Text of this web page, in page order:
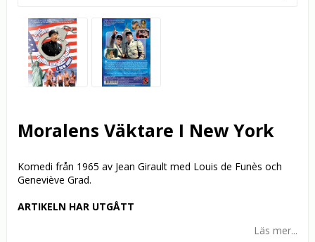
Moralens Väktare I New York
Komedi från 1965 av Jean Girault med Louis de Funès och
Geneviève Grad.
ARTIKELN HAR UTGÅTT
Läs mer...